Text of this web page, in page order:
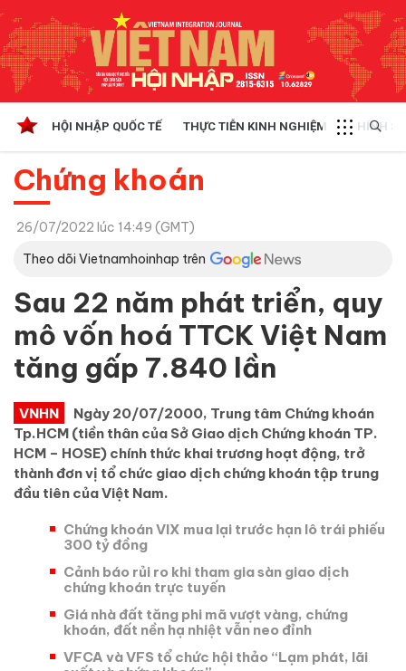
HỘI NHẬP QUỐC TẾ THỰC TIỄN KINH NGHIỆM CHÍNH
Chứng khoán
26/07/2022 lúc 14:49 (GMT)
Theo dõi Vietnamhoinhap trên
Sau 22 năm phát triển, quy
mô vốn hoá TTCK Việt Nam
tăng gấp 7.840 lần
VNHN
Ngày 20/07/2000, Trung tâm Chứng khoán
Tp.HCM (tiền thân của Sở Giao dịch Chứng khoán TP.
HCM – HOSE) chính thức khai trương hoạt động, trở
thành đơn vị tổ chức giao dịch chứng khoán tập trung
đầu tiên của Việt Nam.
Chứng khoán VIX mua lại trước hạn lô trái phiếu
300 tỷ đồng
Cảnh báo rủi ro khi tham gia sàn giao dịch
chứng khoán trực tuyến
Giá nhà đất tăng phi mã vượt vàng, chứng
khoán, đất nền hạ nhiệt vẫn neo đỉnh
VFCA và VFS tổ chức hội thảo “Lạm phát, lãi